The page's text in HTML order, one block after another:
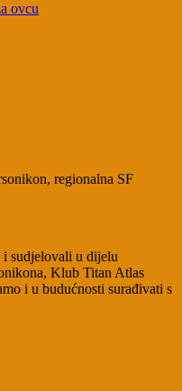
ovcu
regionalna SF
sudjelovali u dijelu
Klub Titan Atlas
i u budućnosti surađivati s